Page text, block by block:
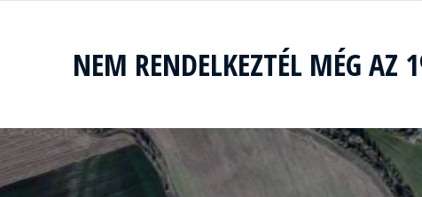
NEM RENDELKEZTÉL MÉG AZ